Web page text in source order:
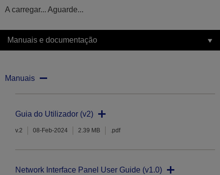
A carregar... Aguarde...
Manuais e documentação
Manuais
Guia do Utilizador (v2)
v.2 08-Feb-2024 2.39 MB .pdf
Network Interface Panel User Guide (v1.0)